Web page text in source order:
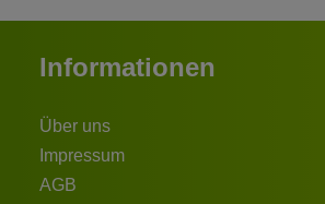
Informationen
Über uns
Impressum
AGB